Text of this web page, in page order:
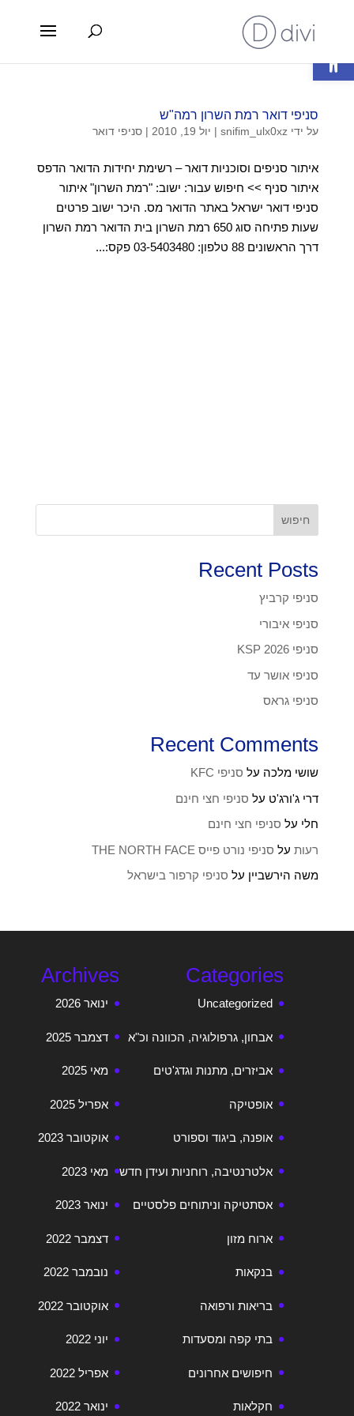
סניפי דואר רמת השרון רמה"ש
על ידי snifim_ulx0xz
| יול 19, 2010 | סניפי דואר
איתור סניפים וסוכניות דואר – רשימת יחידות הדואר הדפס
איתור סניף >> חיפוש עבור: ישוב: "רמת השרון" איתור
סניפי דואר ישראל באתר הדואר מס. היכר ישוב פרטים
שעות פתיחה סוג 650 רמת השרון בית הדואר רמת השרון
דרך הראשונים 88 טלפון: 03-5403480 פקס:...
חיפוש
Recent Posts
סניפי קרביץ
סניפי איבורי
סניפי KSP 2026
סניפי אושר עד
סניפי גראס
Recent Comments
שושי מלכה על סניפי KFC
דרי ג'ורג'ט על סניפי חצי חינם
חלי על סניפי חצי חינם
רעותעל סניפי נורט פייס THE NORTH FACE
משה הירשביין על סניפי קרפור בישראל
Archives
ינואר 2026
דצמבר 2025
מאי 2025
אפריל 2025
אוקטובר 2023
מאי 2023
ינואר 2023
דצמבר 2022
נובמבר 2022
אוקטובר 2022
יוני 2022
אפריל 2022
ינואר 2022
Categories
Uncategorized
אבחון, גרפולוגיה, הכוונה וכ"א
אביזרים, מתנות וגדג'טים
אופטיקה
אופנה, ביגוד וספורט
אלטרנטיבה, רוחניות ועידן חדש
אסתטיקה וניתוחים פלסטיים
ארוח מזון
בנקאות
בריאות ורפואה
בתי קפה ומסעדות
חיפושים אחרונים
חקלאות
פתח סרגל נגישות